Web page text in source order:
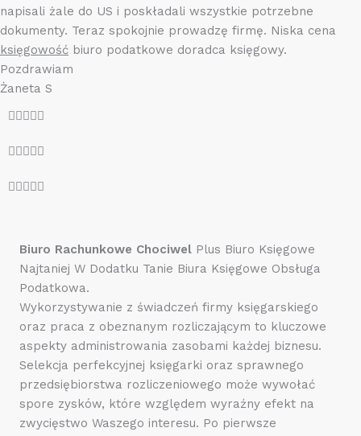
napisali żale do US i poskładali wszystkie potrzebne
dokumenty. Teraz spokojnie prowadzę firmę. Niska cena
księgowość biuro podatkowe doradca księgowy.
Pozdrawiam
Żaneta S

5

5
z
5

n
a
5
z
5
Biuro Rachunkowe Chociwel Plus Biuro Księgowe
Najtaniej W Dodatku Tanie Biura Księgowe Obsługa
Podatkowa.
Wykorzystywanie z świadczeń firmy księgarskiego
oraz praca z obeznanym rozliczającym to kluczowe
aspekty administrowania zasobami każdej biznesu.
Selekcja perfekcyjnej księgarki oraz sprawnego
przedsiębiorstwa rozliczeniowego może wywołać
spore zysków, które względem wyraźny efekt na
zwycięstwo Waszego interesu. Po pierwsze